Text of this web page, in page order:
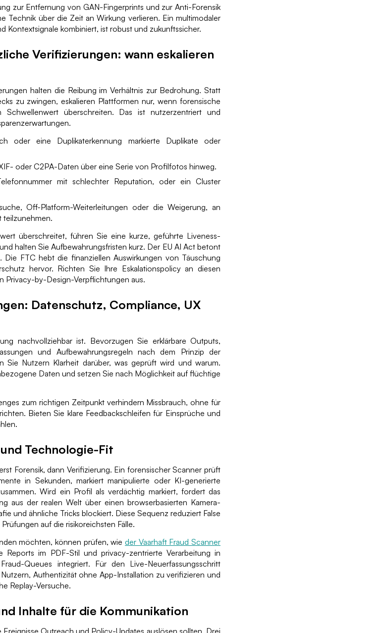
zur Entfernung von GAN-Fingerprints und zur Anti-Forensik
Technik über die Zeit an Wirkung verlieren. Ein multimodaler
Kontextsignale kombiniert, ist robust und zukunftssicher.
Verifizierungen: wann eskalieren
halten die Reibung im Verhältnis zur Bedrohung. Statt
zu zwingen, eskalieren Plattformen nur, wenn forensische
Schwellenwert überschreiten. Das ist nutzerzentriert und
oder eine Duplikaterkennung markierte Duplikate oder
oder C2PA-Daten über eine Serie von Profilfotos hinweg.
mit schlechter Reputation, oder ein Cluster
Off-Platform-Weiterleitungen oder die Weigerung, an
teilzunehmen.
überschreitet, führen Sie eine kurze, geführte Liveness-
halten Sie Aufbewahrungsfristen kurz. Der EU AI Act betont
Die FTC hebt die finanziellen Auswirkungen von Täuschung
hervor. Richten Sie Ihre Eskalationspolicy an diesen
Privacy-by-Design-Verpflichtungen aus.
Datenschutz, Compliance, UX
nachvollziehbar ist. Bevorzugen Sie erklärbare Outputs,
und Aufbewahrungsregeln nach dem Prinzip der
Sie Nutzern Klarheit darüber, was geprüft wird und warum.
Daten und setzen Sie nach Möglichkeit auf flüchtige
zum richtigen Zeitpunkt verhindern Missbrauch, ohne für
Bieten Sie klare Feedbackschleifen für Einsprüche und
Technologie-Fit
Forensik, dann Verifizierung. Ein forensischer Scanner prüft
in Sekunden, markiert manipulierte oder KI-generierte
Wird ein Profil als verdächtig markiert, fordert das
aus der realen Welt über einen browserbasierten Kamera-
und ähnliche Tricks blockiert. Diese Sequenz reduziert False
auf die risikoreichsten Fälle.
möchten, können prüfen, wie der Vaarhaft Fraud Scanner
Reports im PDF-Stil und privacy-zentrierte Verarbeitung in
Queues integriert. Für den Live-Neuerfassungsschritt
Nutzern, Authentizität ohne App-Installation zu verifizieren und
Replay-Versuche.
Inhalte für die Kommunikation
Outreach und Policy-Updates auslösen sollten. Drei